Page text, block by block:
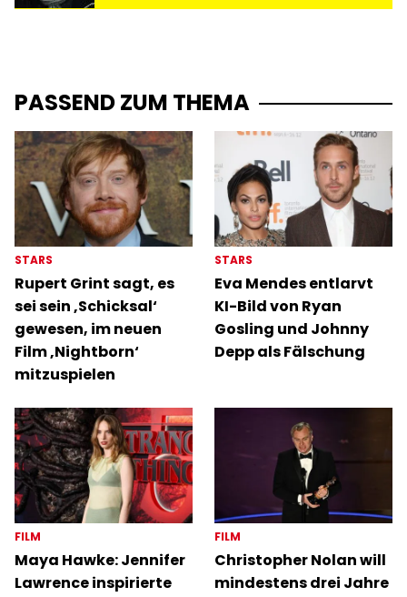
PASSEND ZUM THEMA
STARS
Rupert Grint sagt, es
sei sein ‚Schicksal‘
gewesen, im neuen
Film ‚Nightborn‘
mitzuspielen
STARS
Eva Mendes entlarvt
KI-Bild von Ryan
Gosling und Johnny
Depp als Fälschung
FILM
Maya Hawke: Jennifer
Lawrence inspirierte
FILM
Christopher Nolan will
mindestens drei Jahre